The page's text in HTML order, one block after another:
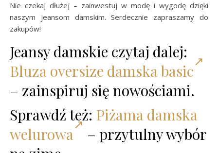
Nie czekaj dłużej – zainwestuj w modę i wygodę dzięki
naszym jeansom damskim. Serdecznie zapraszamy do
zakupów!
Jeansy damskie czytaj dalej:
Bluza oversize damska basic
– zainspiruj się nowościami.
Sprawdź też: Piżama damska
welurowa
– przytulny wybór